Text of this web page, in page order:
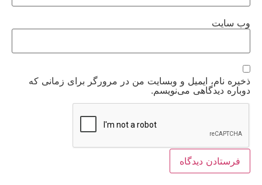
وب‌ سایت
ذخیره نام، ایمیل و وبسایت من در مرورگر برای زمانی که
دوباره دیدگاهی می‌نویسم.